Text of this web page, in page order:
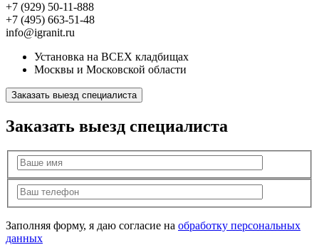
+7 (929) 50-11-888
+7 (495) 663-51-48
info@igranit.ru
Установка на ВСЕХ кладбищах
Москвы и Московской области
Заказать выезд специалиста
Заказать выезд специалиста
Заполняя форму, я даю согласие на обработку персональных
данных